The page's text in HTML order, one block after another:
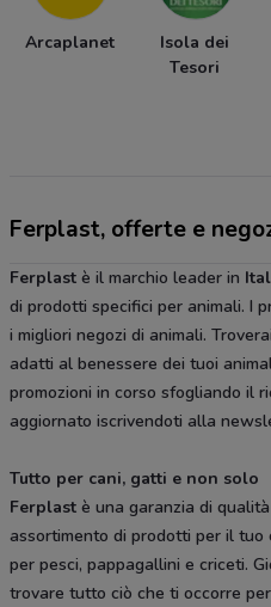
Arcaplanet
Isola dei
Tesori
Ferplast, offerte e
Ferplast è il marchio leader in
di prodotti specifici per animali. I
i migliori negozi di animali.
adatti al benessere dei tuoi
promozioni in corso sfogliando il
aggiornato iscrivendoti alla
Tutto per cani, gatti e non solo
Ferplast è una garanzia di
assortimento di prodotti per il
per pesci, pappagallini e criceti.
trovare tutto ciò che ti occorre